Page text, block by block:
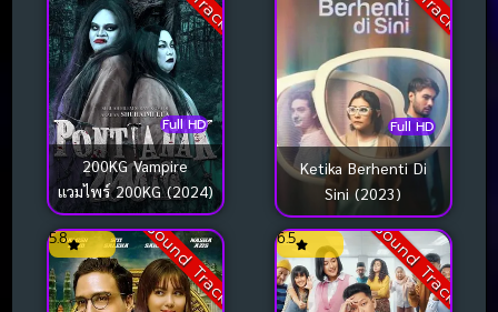
Full HD
200KG Vampire
แวมไพร์ 200KG (2024)
Full HD
Ketika Berhenti Di
Sini (2023)
Sound Track
5.8 Sound Track
6.5